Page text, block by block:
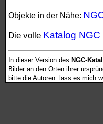
Objekte in der Nähe:
Die volle Katalog NGC
In dieser Version des NGC-
Bilder an den Orten ihrer
bitte die Autoren: lass es mich